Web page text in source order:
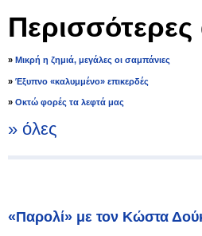
» Μικρή η ζημιά, μεγάλες οι σαμπάνιες
» Έξυπνο «καλυμμένο» επικερδές
» Οκτώ φορές τα λεφτά μας
» όλες
«Παρολί» με τον Κώστα